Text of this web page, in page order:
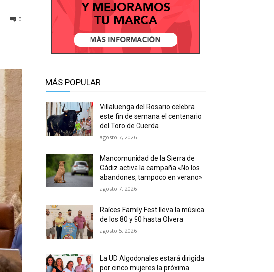
0
MÁS POPULAR
Villaluenga del Rosario celebra
este fin de semana el centenario
del Toro de Cuerda
agosto 7, 2026
Mancomunidad de la Sierra de
Cádiz activa la campaña «No los
abandones, tampoco en verano»
agosto 7, 2026
Raíces Family Fest lleva la música
de los 80 y 90 hasta Olvera
agosto 5, 2026
La UD Algodonales estará dirigida
por cinco mujeres la próxima